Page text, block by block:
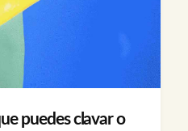
puedes clavar o